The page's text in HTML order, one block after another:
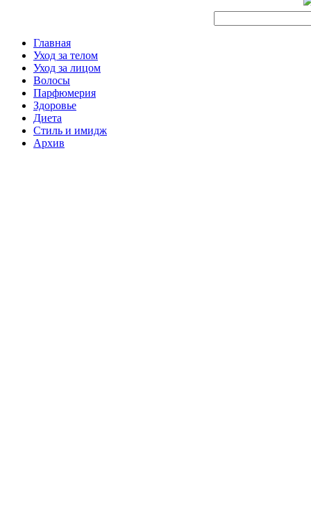
Главная
Уход за телом
Уход за лицом
Волосы
Парфюмерия
Здоровье
Диета
Стиль и имидж
Архив